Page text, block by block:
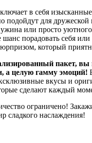
в себя изысканные
подойдут для дружеской
или просто
шанс порадовать себя
который
пакет, вы
а целую гамму эмоций!
вкусы и
сделают каждый
ограничено!
сладкого наслаждения!